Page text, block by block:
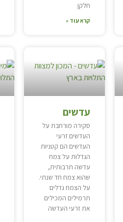
חלקן
קרא עוד »
עדשים
סקירה מורחבת על
העדשים זרעי
העדשים הם קטניות
הגדלות על צמח
עדשה תרבותית,
שהוא צמח חד שנתי.
על הצמח גדלים
תרמילים המכילים
את זרעי העדשה